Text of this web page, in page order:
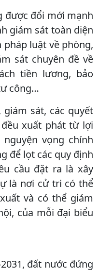
được đổi mới mạnh
giám sát toàn diện
luật về phòng,
sát chuyên đề về
tiền lương, bảo
công…
sát, các quyết
đều xuất phát từ lợi
vọng chính
để lọt các quy định
cầu đặt ra là xây
là nơi cử tri có thể
và có thể giám
của mỗi đại biểu
đất nước đứng